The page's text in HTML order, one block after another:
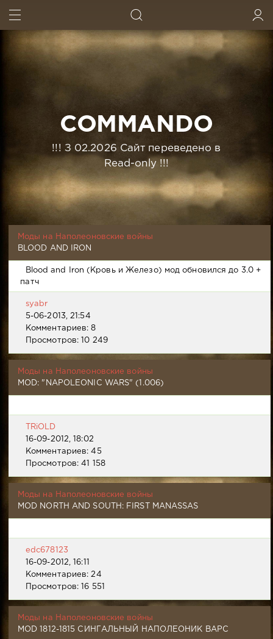
COMMANDO
!!! З 02.2026 Сайт переведено в
Read-only !!!
Моды на Наполеоновские войны
BLOOD AND IRON
Blood and Iron (Кровь и Железо) мод обновился до 3.0 +
патч
syabr
5-06-2013, 21:54
Комментариев: 8
Просмотров: 10 249
Моды на Наполеоновские войны
MOD: "NAPOLEONIC WARS" (1.006)
TRiOLD
16-09-2012, 18:02
Комментариев: 45
Просмотров: 41 158
Моды на Наполеоновские войны
MOD NORTH AND SOUTH: FIRST MANASSAS
edc678123
16-09-2012, 16:11
Комментариев: 24
Просмотров: 16 551
Моды на Наполеоновские войны
MOD 1812-1815 СИНГАЛЬНЫЙ НАПОЛЕОНИК ВАРС